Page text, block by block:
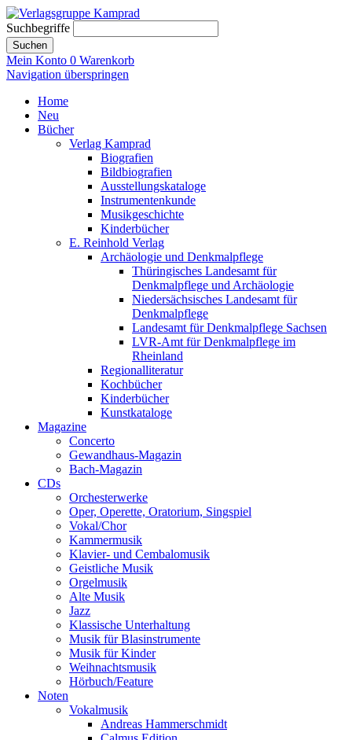
Suchbegriffe
Suchen
Mein Konto 0 Warenkorb
Navigation überspringen
Home
Neu
Bücher
Verlag Kamprad
Biografien
Bildbiografien
Ausstellungskataloge
Instrumentenkunde
Musikgeschichte
Kinderbücher
E. Reinhold Verlag
Archäologie und Denkmalpflege
Thüringisches Landesamt für
Denkmalpflege und Archäologie
Niedersächsisches Landesamt für
Denkmalpflege
Landesamt für Denkmalpflege Sachsen
LVR-Amt für Denkmalpflege im
Rheinland
Regionalliteratur
Kochbücher
Kinderbücher
Kunstkataloge
Magazine
Concerto
Gewandhaus-Magazin
Bach-Magazin
CDs
Orchesterwerke
Oper, Operette, Oratorium, Singspiel
Vokal/Chor
Kammermusik
Klavier- und Cembalomusik
Geistliche Musik
Orgelmusik
Alte Musik
Jazz
Klassische Unterhaltung
Musik für Blasinstrumente
Musik für Kinder
Weihnachtsmusik
Hörbuch/Feature
Noten
Vokalmusik
Andreas Hammerschmidt